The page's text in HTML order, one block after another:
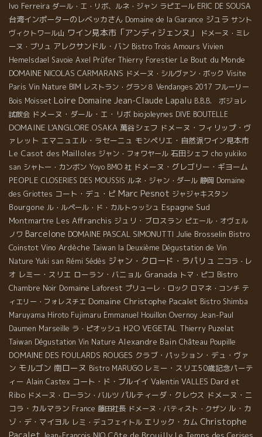
Ivo Ferreira ダール・エ・リボ、ルネ・ジャン ラピエール ERIC DE SOUSA
台湾インポーターのレベッカさん Domaine de la Garance ジュラ サント
ヴィクトワール山 ワイン見本市「アンディジェンヌ」
ドメーヌ・ミレ
ーヌ・ブリュ アレクサンドル・バン Bistro Trois Amours Vivien
Hemelsdael Savoie Axel Prüfer Thierry Forestier Le Bout du Monde
DOMAINE NICOLAS CARMARANS ドメーヌ・シルヴァン・ボック Visite
Paris Vin Nature BIM レストラン・グラン８ Vendanges 2017 フルーリー
Bois Moisset Loire Domaine Jean-Claude Lapalu B.B.B. ボジョレ
試飲会 ドメーヌ・ダール・エ・リボ biojoleynes DIVE BOUTELLE
DOMAINE L'ANGLORE OSAKA 萬谷シェフ ドメーヌ・フィリップ・ヴ
ァレット エマニュエル・ラセーニュ モンペリエ・自然派ワイン見本市
Le Casot des Mailloles ジャン・フォワヤール 石田シェフ cho yukiko
san シャトー・カンボン Yoyo BMO 社 ドメーヌ・グレゴリー・ギヨーム
PEOPLE CLOSERIES DES MOUSSIS ルネ・ジャン・ダール 静岡 Domaine
des Griottes コート・デュ・ピ Marc Pesnot ジャジャキスタン
Bourgone ル・ルペール・ド・カルトゥッシュ Espagne Sud
Montmartre Les Affranchis ジュリ・ブロスラン ピエール・オヴェル
ノワ Barcelone DOMAINE PASCAL SIMONUTTI Julie Brosselin Bistro
Coinstot Vino Ardèche Taiwan la Deuxième Dégustation de Vin
Nature Yuki san Rémi Sédès ジャン・クロード・ラパリュ ニコラ・レ
オ レミー・スリエ ローラン・バニョル Granada トマ・ピコ Bistro
Chambre Noir Domaine Laforest プリューレ・ロック ロマネ・コンチ テ
ィエリー・フォレスチエ Domaine Christophe Pacalet Bistro Shimba
Maruyama Hiroto Fujimaru Emmanuel Houillon Overnoy Jean-Paul
Daumen Marseille ラ・ピオッシュ H2O VEGETAL Thierry Puzelat
Taiwan Dégustation Vin Nature Alexandre Bain Château Poupille
DOMAINE DES FOULARDS ROUGES クラブ・パッション・デュ・ヴァ
ン モルゴン 南ローヌ Bistro MARUGO レミー・スリエ50歳記念パーテ
ィー Alain Castex コート・ド・ブルイイ Valentin VALLES Dard et
Ribo ドメーヌ・ローラン・バルツ パルティーダ・クレウス ドメーヌ・ニ
コラ・カルマラン France 藤田社長 ドメーヌ・バティスト・クザン ル・カ
ゾ・デ・マイヨル レミ・デュフェイトル エリック・カム Christophe